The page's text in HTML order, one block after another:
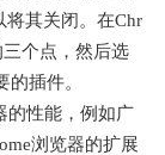
将其关闭。在Chr
个点，然后选
插件。
的性能，例如广
浏览器的扩展